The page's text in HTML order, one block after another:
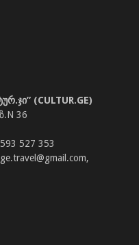
(CULTUR.GE)
36
527 353